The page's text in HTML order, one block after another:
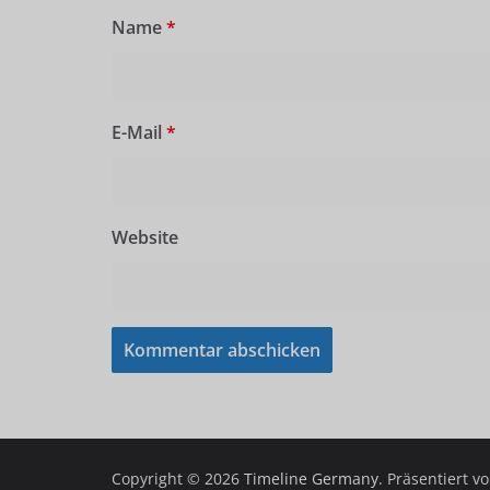
Name*
E-Mail *
Website
Copyright © 2026 Timeline Germany. Präsentiert